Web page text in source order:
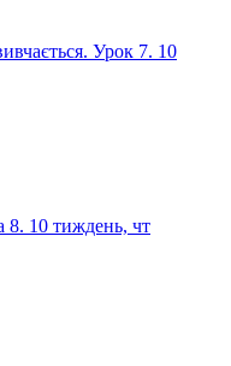
Урок 7. 10
8. 10 тиждень, чт